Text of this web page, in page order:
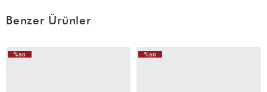
Benzer Ürünler
%50 %50